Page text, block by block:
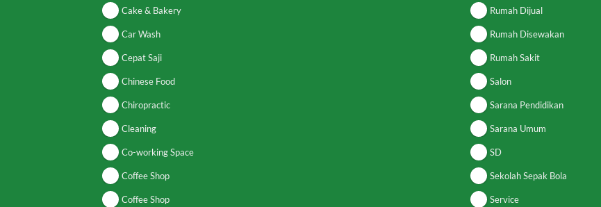
Cake & Bakery
Car Wash
Cepat Saji
Chinese Food
Chiropractic
Cleaning
Co-working Space
Coffee Shop
Coffee Shop
Rumah Dijual
Rumah Disewakan
Rumah Sakit
Salon
Sarana Pendidikan
Sarana Umum
SD
Sekolah Sepak Bola
Service